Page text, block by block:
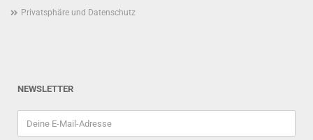
Privatsphäre und Datenschutz
NEWSLETTER